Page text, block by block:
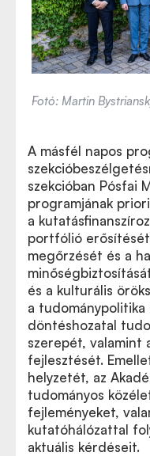
Fotó: Martin
A másfél napos
szekcióban Pósfai
programjának
a
portfólió
megőrzését és a
és a kulturális
a tudománypolitika
döntéshozatal
szerepét, valamint
fejlesztését.
helyzetét, az
tudományos
fejleményeket,
kutatóhálózattal
aktuális kérdéseit.